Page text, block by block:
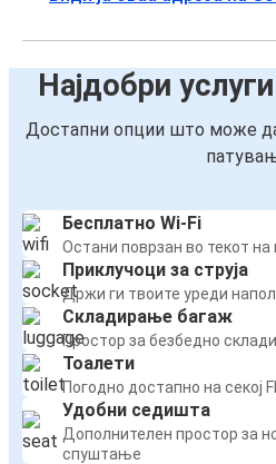
Најдобри
Достапни опции што може
Бесплатно Wi-Fi
Остани поврзан во текот
Приклучоци за струја
Држи ги твоите уреди
Складирање багаж
Простор за безбедно
Тоалети
Погодно достапно на секој
Удобни седишта
Дополнителен простор за
спуштање